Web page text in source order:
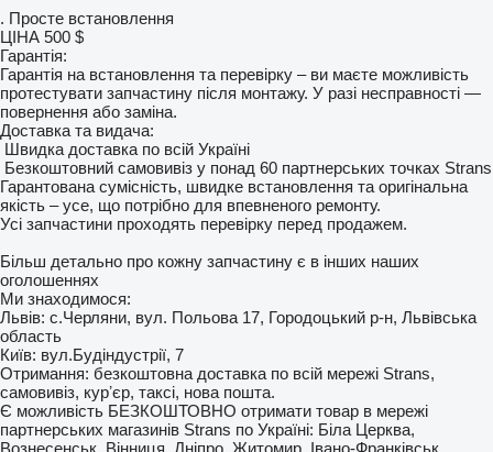
. Просте встановлення
ЦІНА 500 $
Гарантія:
Гарантія на встановлення та перевірку – ви маєте можливість
протестувати запчастину після монтажу. У разі несправності —
повернення або заміна.
Доставка та видача:
Швидка доставка по всій Україні
Безкоштовний самовивіз у понад 60 партнерських точках Strans
Гарантована сумісність, швидке встановлення та оригінальна
якість – усе, що потрібно для впевненого ремонту.
Усі запчастини проходять перевірку перед продажем.
Більш детально про кожну запчастину є в інших наших
оголошеннях
Ми знаходимося:
Львів: с.Черляни, вул. Польова 17, Городоцький р-н, Львівська
область
Київ: вул.Будіндустрії, 7
Отримання: безкоштовна доставка по всій мережі Strans,
самовивіз, курʼєр, таксі, нова пошта.
Є можливість БЕЗКОШТОВНО отримати товар в мережі
партнерських магазинів Strans по Україні: Біла Церква,
Вознесенськ, Вінниця, Дніпро, Житомир, Івано-Франківськ,